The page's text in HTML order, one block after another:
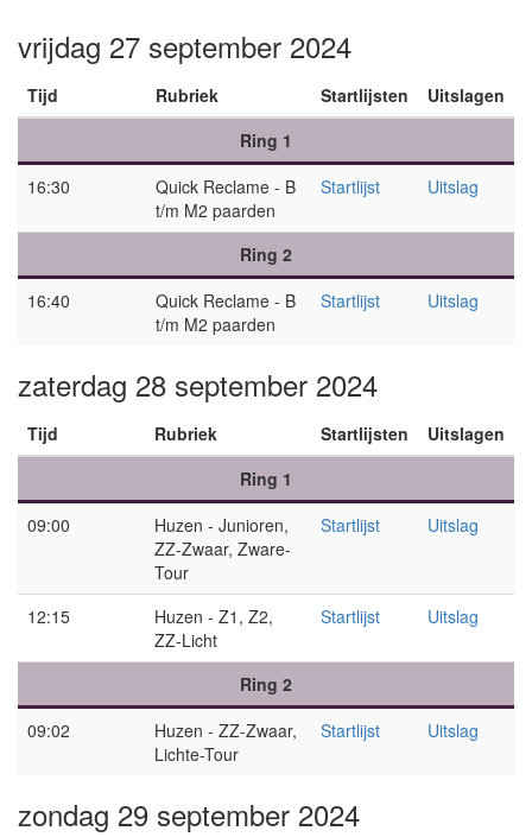
vrijdag 27 september 2024
Tijd Rubriek Startlijsten
Uitslagen
Ring 1
16:30
Quick Reclame - B
t/m M2 paarden
Startlijst Uitslag
Ring 2
16:40
Quick Reclame - B
t/m M2 paarden
Startlijst Uitslag
zaterdag 28 september 2024
Tijd Rubriek Startlijsten
Uitslagen
Ring 1
09:00
Huzen - Junioren,
ZZ-Zwaar, Zware-
Tour
Startlijst Uitslag
12:15
Huzen - Z1, Z2,
ZZ-Licht
Startlijst Uitslag
Ring 2
09:02
Huzen - ZZ-Zwaar,
Lichte-Tour
Startlijst Uitslag
zondag 29 september 2024